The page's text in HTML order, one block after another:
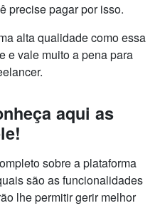
precise pagar por isso.
alta qualidade como essa
e vale muito a pena para
aqui as
sobre a plataforma
são as funcionalidades
lhe permitir gerir melhor